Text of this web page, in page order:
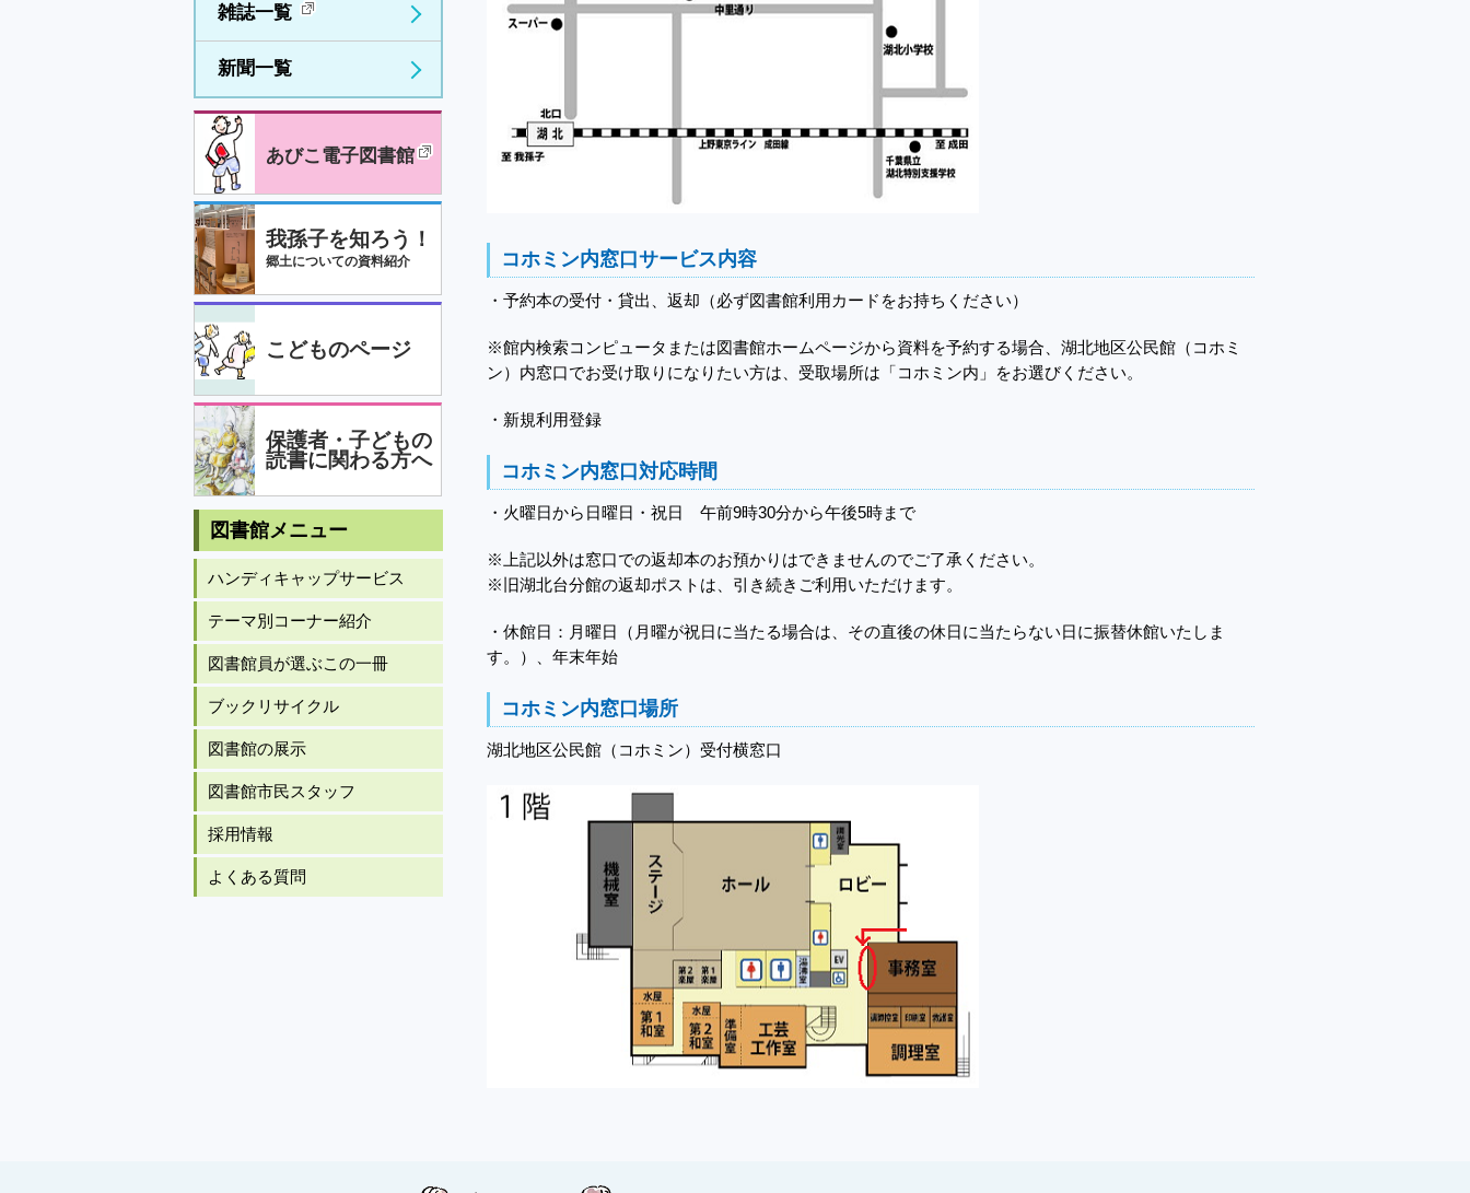
雑誌一覧
新聞一覧
あびこ電子図書館
我孫子を知ろう！
郷土についての資料紹介
こどものページ
保護者・子どもの
読書に関わる方へ
図書館メニュー
ハンディキャップサービス
テーマ別コーナー紹介
図書館員が選ぶこの一冊
ブックリサイクル
図書館の展示
図書館市民スタッフ
採用情報
よくある質問
コホミン内窓口サービス内容
・予約本の受付・貸出、返却（必ず図書館利用カードをお持ちください）
※館内検索コンピュータまたは図書館ホームページから資料を予約する場合、湖北地区公民館（コホミ
ン）内窓口でお受け取りになりたい方は、受取場所は「コホミン内」をお選びください。
・新規利用登録
コホミン内窓口対応時間
・火曜日から日曜日・祝日 午前9時30分から午後5時まで
※上記以外は窓口での返却本のお預かりはできませんのでご了承ください。
※旧湖北台分館の返却ポストは、引き続きご利用いただけます。
・休館日：月曜日（月曜が祝日に当たる場合は、その直後の休日に当たらない日に振替休館いたしま
す。）、年末年始
コホミン内窓口場所
湖北地区公民館（コホミン）受付横窓口